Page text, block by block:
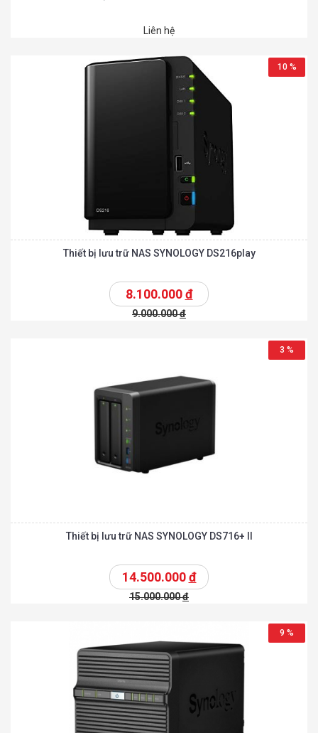
Liên hệ
10 %
Thiết bị lưu trữ NAS SYNOLOGY DS216play
8.100.000đ
9.000.000đ
3 %
Thiết bị lưu trữ NAS SYNOLOGY DS716+ II
14.500.000đ
15.000.000đ
9 %